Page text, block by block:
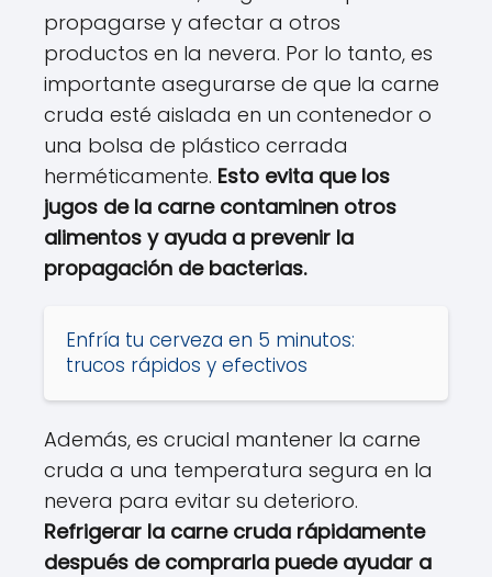
propagarse y afectar a otros
productos en la nevera. Por lo tanto, es
importante asegurarse de que la carne
cruda esté aislada en un contenedor o
una bolsa de plástico cerrada
herméticamente. Esto evita que los
jugos de la carne contaminen otros
alimentos y ayuda a prevenir la
propagación de bacterias.
Enfría tu cerveza en 5 minutos:
trucos rápidos y efectivos
Además, es crucial mantener la carne
cruda a una temperatura segura en la
nevera para evitar su deterioro.
Refrigerar la carne cruda rápidamente
después de comprarla puede ayudar a